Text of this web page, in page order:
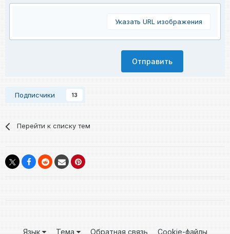
Указать URL изображения
Отправить
Подписчики 13
Перейти к списку тем
Язык Тема Обратная связь Cookie-файлы